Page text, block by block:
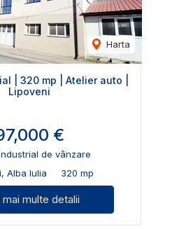
Harta
| 320 mp | Atelier auto |
Lipoveni
€
de vânzare
Alba Iulia
320 mp
mai multe detalii